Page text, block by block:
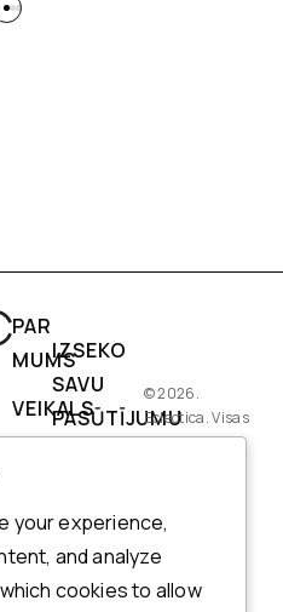
PAR
MUMS
VEIKALS
IZSEKO
SAVU
PASŪTĪJUMU
NORĒĶINI
ATMAKSAS
© 2026.
Eclectica. Visas
tiesības
your experience,
and analyze
cookies to allow